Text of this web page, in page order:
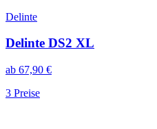
Delinte
Delinte DS2 XL
ab 67,90 €
3 Preise